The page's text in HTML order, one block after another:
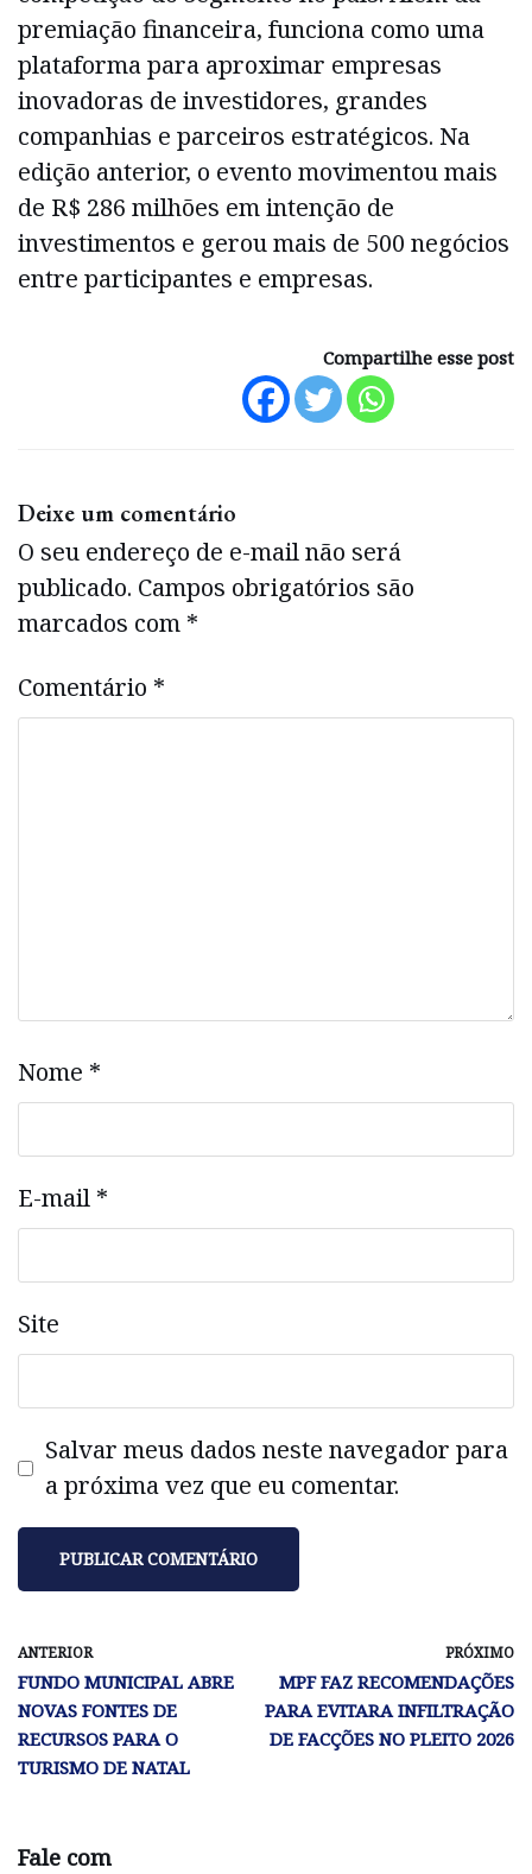
premiação financeira, funciona como uma
plataforma para aproximar empresas
inovadoras de investidores, grandes
companhias e parceiros estratégicos. Na
edição anterior, o evento movimentou mais
de R$ 286 milhões em intenção de
investimentos e gerou mais de 500 negócios
entre participantes e empresas.
Compartilhe esse post
Deixe um comentário
O seu endereço de e-mail não será
publicado. Campos obrigatórios são
marcados com *
Comentário *
Nome *
E-mail *
Site
Salvar meus dados neste navegador para
a próxima vez que eu comentar.
ANTERIOR
FUNDO MUNICIPAL ABRE
NOVAS FONTES DE
RECURSOS PARA O
TURISMO DE NATAL
PRÓXIMO
MPF FAZ RECOMENDAÇÕES
PARA EVITARA INFILTRAÇÃO
DE FACÇÕES NO PLEITO 2026
Fale com